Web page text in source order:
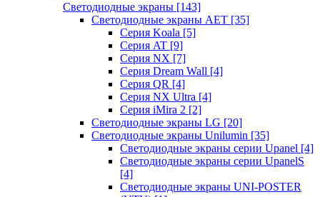
Светодиодные экраны [143]
Светодиодные экраны AET [35]
Cерия Koala [5]
Серия AT [9]
Серия NX [7]
Серия Dream Wall [4]
Серия QR [4]
Серия NX Ultra [4]
Серия iMira 2 [2]
Светодиодные экраны LG [20]
Светодиодные экраны Unilumin [35]
Светодиодные экраны серии Upanel [4]
Светодиодные экраны серии UpanelS
[4]
Светодиодные экраны UNI-POSTER